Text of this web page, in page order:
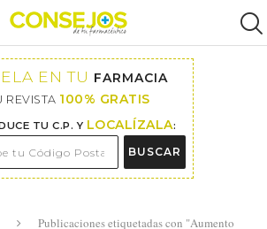
EN TU FARMACIA
REVISTA 100% GRATIS
TU C.P. Y LOCALÍZALA:
BUSCAR
Publicaciones etiquetadas con "Aumento